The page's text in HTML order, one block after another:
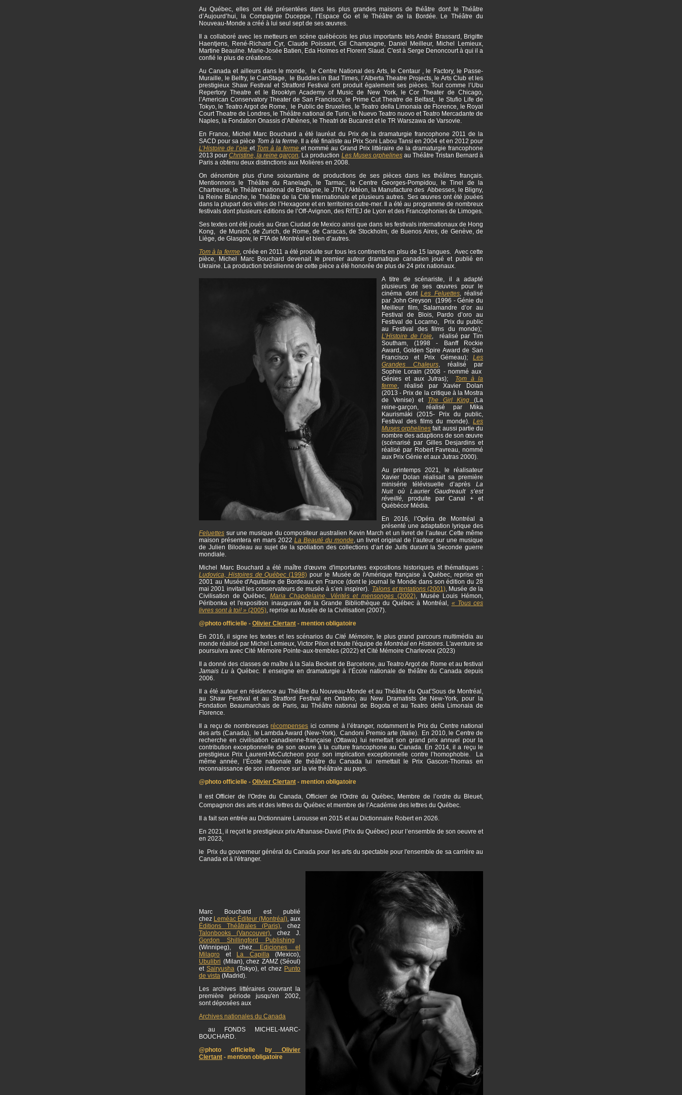
Au Québec, elles ont été présentées dans les plus grandes maisons de théâtre dont le Théâtre
d’Aujourd’hui, la Compagnie Duceppe, l’Espace Go et le Théâtre de la Bordée. Le Théâtre du
Nouveau-Monde a créé à lui seul sept de ses œuvres.
Il a collaboré avec les metteurs en scène québécois les plus importants tels André Brassard, Brigitte
Haentjens, René-Richard Cyr, Claude Poissant, Gil Champagne, Daniel Meilleur, Michel Lemieux,
Martine Beaulne. Marie-Josée Batien, Eda Holmes et Florent Siaud. C'est à Serge Denoncourt à qui il a
confié le plus de créations.
Au Canada et ailleurs dans le monde, le Centre National des Arts, le Centaur , le Factory, le Passe-
Muraille, le Belfry, le CanStage, le Buddies in Bad Times, l’Alberta Theatre Projects, le Arts Club et les
prestigieux Shaw Festival et Stratford Festival ont produit également ses pièces. Tout comme l’Ubu
Repertory Theatre et le Brooklyn Academy of Music de New York, le Cor Theater de Chicago,
l’American Conservatory Theater de San Francisco, le Prime Cut Theatre de Belfast, le Stufio Life de
Tokyo, le Teatro Argot de Rome, le Public de Bruxelles, le Teatro della Limonaia de Florence, le Royal
Court Theatre de Londres, le Théâtre national de Turin, le Nuevo Teatro nuovo et Teatro Mercadante de
Naples, la Fondation Onassis d’Athènes, le Theatri de Bucarest et le TR Warszawa de Varsovie.
En France, Michel Marc Bouchard a été lauréat du Prix de la dramaturgie francophone 2011 de la
SACD pour sa pièce Tom à la ferme. Il a été finaliste au Prix Soni Labou Tansi en 2004 et en 2012 pour
L’Histoire de l’oie et Tom à la ferme et nommé au Grand Prix littéraire de la dramaturgie francophone
2013 pourChristine, la reine garçon La production Les Muses orphelinesau Théâtre Tristan Bernard à
Paris a obtenu deux distinctions aux Molières en 2008.
On dénombre plus d’une soixantaine de productions de ses pièces dans les théâtres français.
Mentionnons le Théâtre du Ranelagh, le Tarmac, le Centre Georges-Pompidou, le Tinel de la
Chartreuse, le Théâtre national de Bretagne, le JTN, l’Aktéon, la Manufacture des Abbesses, le Bligny,
la Reine Blanche, le Théâtre de la Cité Internationale et plusieurs autres. Ses œuvres ont été jouées
dans la plupart des villes de l’Hexagone et en territoires outre-mer. Il a été au programme de nombreux
festivals dont plusieurs éditions de l’Off-Avignon, des RITEJ de Lyon et des Francophonies de Limoges.
Ses textes ont été joués au Gran Ciudad de Mexico ainsi que dans les festivals internationaux de Hong
Kong, de Munich, de Zurich, de Rome, de Caracas, de Stockholm, de Buenos Aires, de Genève, de
Liège, de Glasgow, le FTA de Montréal et bien d’autres.
Tom à la ferme, créée en 2011 a été produite sur tous les continents en plsu de 15 langues. Avec cette
pièce, Michel Marc Bouchard devenait le premier auteur dramatique canadien joué et publié en
Ukraine. La production brésilienne de cette pièce a été honorée de plus de 24 prix nationaux.
A titre de scénariste, il a adapté
plusieurs de ses œuvres pour le
cinéma dont Les Feluettes,
réalisé
par John Greyson (1996 - Génie du
Meilleur film, Salamandre d’or au
Festival de Blois, Pardo d’oro au
Festival de Locarno, Prix du public
au Festival des films du monde);
L’Histoire de l’oie , réalisé par Tim
Southam, (1998 - Banff Rockie
Award, Golden Spire Award de San
Francisco et Prix Gémeau); Les
Grandes Chaleurs , réalisé par
Sophie Lorain (2008 - nommé aux
Génies et aux Jutras); Tom à la
ferme , réalisé par Xavier Dolan
(2013 - Prix de la critique à la Mostra
de Venise) et The Girl King
(La
reine-garçon, réalisé par Mika
Kaurismäki (2015- Prix du public,
Festival des films du monde). Les
Muses orphelines fait aussi partie du
nombre des adaptions de son œuvre
(scénarisé par Gilles Desjardins et
réalisé par Robert Favreau, nommé
aux Prix Génie et aux Jutras 2000).
Au printemps 2021, le réalisateur
Xavier Dolan réalisait sa première
minisérie télévisuelle d’après La
Nuit où Laurier Gaudreault s’est
réveillé, produite par Canal + et
Québécor Média.
En 2016, l’Opéra de Montréal a
présenté une adaptation lyrique des
Feluettes sur une musique du compositeur australien Kevin March et un livret de l’auteur. Cette même
maison présentera en mars 2022 La Beauté du monde, un livret original de l’auteur sur une musique
de Julien Bilodeau au sujet de la spoliation des collections d’art de Juifs durant la Seconde guerre
mondiale.
Michel Marc Bouchard a été maître d'œuvre d'importantes expositions historiques et thématiques :
Ludovica, Histoires de Québec (1998) pour le Musée de l'Amérique française à Québec, reprise en
2001 au Musée d'Aquitaine de Bordeaux en France (dont le journal le Monde dans son édition du 28
mai 2001 invitait les conservateurs de musée à s’en inspirer). Talons et tentations(2001) , Musée de la
Civilisation de Québec,Maria Chapdelaine, Vérités et mensonges (2002), Musée Louis Hémon,
Péribonka et l'exposition inaugurale de la Grande Bibliothèque du Québec à Montréal, « Tous ces
livres sont à toi! » (2005) , reprise au Musée de la Civilisation (2007).
@photo officielle - Olivier Clertant - mention obligatoire
En 2016, il signe les textes et les scénarios duCité Mémoire,le plus grand parcours multimédia au
monde réalisé par Michel Lemieux, Victor Pilon et toute l'équipe de Montréal en Histoires . L'aventure se
poursuivra avec Cité Mémoire Pointe-aux-trembles (2022) et Cité Mémoire Charlevoix (2023)
Il a donné des classes de maître à la Sala Beckett de Barcelone, au Teatro Argot de Rome et au festival
Jamais Lu à Québec. Il enseigne en dramaturgie à l’École nationale de théâtre du Canada depuis
2006.
Il a été auteur en résidence au Théâtre du Nouveau-Monde et au Théâtre du Quat’Sous de Montréal,
au Shaw Festival et au Stratford Festival en Ontario, au New Dramatists de New-York, pour la
Fondation Beaumarchais de Paris, au Théâtre national de Bogota et au Teatro della Limonaia de
Florence.
Il a reçu de nombreusesrécompenses ici comme à l’étranger, notamment le Prix du Centre national
des arts (Canada), le Lambda Award (New-York), Candoni Premio arte (Italie). En 2010, le Centre de
recherche en civilisation canadienne-française (Ottawa) lui remettait son grand prix annuel pour la
contribution exceptionnelle de son œuvre à la culture francophone au Canada. En 2014, il a reçu le
prestigieux Prix Laurent-McCutcheon pour son implication exceptionnelle contre l’homophobie. La
même année, l’École nationale de théâtre du Canada lui remettait le Prix Gascon-Thomas en
reconnaissance de son influence sur la vie théâtrale au pays.
@photo officielle - Olivier Clertant - mention obligatoire
Il est Officier de l'Ordre du Canada, Officierr de l'Ordre du Québec, Membre de l’ordre du Bleuet,
Compagnon des arts et des lettres du Québec et membre de l’Académie des lettres du Québec.
Il a fait son entrée au Dictionnaire Larousse en 2015 et au Dictionnaire Robert en 2026.
En 2021, il reçoit le prestigieux prix Athanase-David (Prix du Québec) pour l’ensemble de son oeuvre et
en 2023,
le Prix du gouverneur général du Canada pour les arts du spectable pour l'ensemble de sa carrière au
Canada et à l'étranger.
Marc Bouchard est publié
chez Leméac Éditeur (Montréal), aux
Éditions Théâtrales (Paris), chez
Talonbooks (Vancouver), chez J.
Gordon Shillingford Publishing
(Winnipeg), chezEdiciones el
Milagro et La Capilla(Mexico),
Ubulibri (Milan), chez ZAMZ (Séoul)
et Sairyusha(Tokyo), et chez Punto
de vista (Madrid).
Les archives littéraires couvrant la
première période jusqu'en 2002,
sont déposées aux
Archives nationales du Canada
au FONDS MICHEL-MARC-
BOUCHARD.
@photo officielle by Olivier
Clertant - mention obligatoire